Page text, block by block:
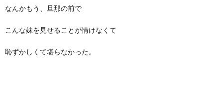
なんかもう、旦那の前で
こんな妹を見せることが情けなくて
恥ずかしくて堪らなかった。